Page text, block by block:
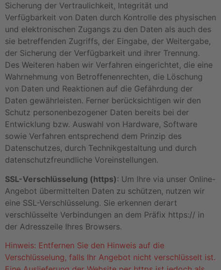
Sicherung der Vertraulichkeit, Integrität und
Verfügbarkeit von Daten durch Kontrolle des physischen
und elektronischen Zugangs zu den Daten als auch des
sie betreffenden Zugriffs, der Eingabe, der Weitergabe,
der Sicherung der Verfügbarkeit und ihrer Trennung.
Des Weiteren haben wir Verfahren eingerichtet, die eine
Wahrnehmung von Betroffenenrechten, die Löschung
von Daten und Reaktionen auf die Gefährdung der
Daten gewährleisten. Ferner berücksichtigen wir den
Schutz personenbezogener Daten bereits bei der
Entwicklung bzw. Auswahl von Hardware, Software
sowie Verfahren entsprechend dem Prinzip des
Datenschutzes, durch Technikgestaltung und durch
datenschutzfreundliche Voreinstellungen.
SSL-Verschlüsselung (https): Um Ihre via unser Online-
Angebot übermittelten Daten zu schützen, nutzen wir
eine SSL-Verschlüsselung. Sie erkennen derart
verschlüsselte Verbindungen an dem Präfix https:// in
der Adresszeile Ihres Browsers.
Hinweis: Entfernen Sie den Hinweis auf die
Verschlüsselung, falls Ihr Angebot nicht verschlüsselt ist.